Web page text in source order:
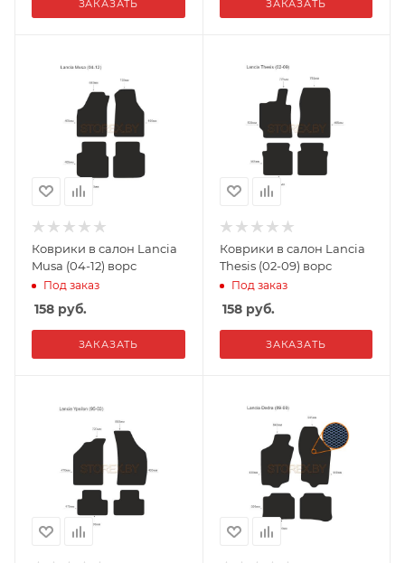
ЗАКАЗАТЬ ЗАКАЗАТЬ
Коврики в салон Lancia
Musa (04-12) ворс
Под заказ
158 руб.
ЗАКАЗАТЬ
Коврики в салон Lancia
Thesis (02-09) ворс
Под заказ
158руб.
ЗАКАЗАТЬ